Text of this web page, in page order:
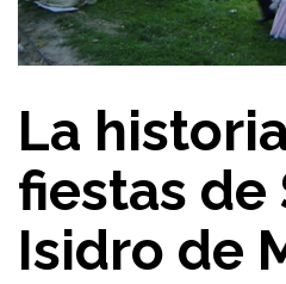
La
fiestas de
Isidro de